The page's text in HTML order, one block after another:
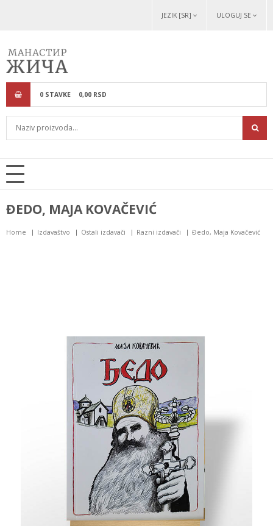
JEZIK [SR] ULOGUJ SE
0 STAVKE 0,00 RSD
ĐEDO, MAJA KOVAČEVIĆ
Home Izdavaštvo Ostali izdavači Razni izdavači Đedo, Maja Kovačević